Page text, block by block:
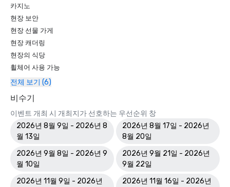
카지노
현장 보안
현장 선물 가게
현장 캐더링
현장의 식당
휠체어 사용 가능
전체 보기 (6)
비수기
이벤트 개최 시 개최지가 선호하는 우선순위 창
2026년 8월 9일 - 2026년 8
월 13일
2026년 8월 17일 - 2026년
8월 20일
2026년 9월 8일 - 2026년 9
월 10일
2026년 9월 21일 - 2026년
9월 22일
2026년 11월 9일 - 2026년
2026년 11월 16일 - 2026년